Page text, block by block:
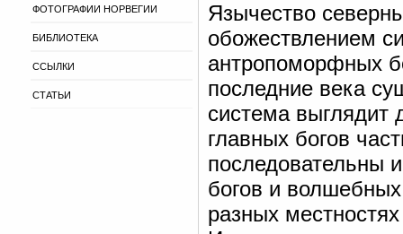
ФОТОГРАФИИ НОРВЕГИИ
БИБЛИОТЕКА
ССЫЛКИ
СТАТЬИ
Язычество
обожествлением
антропоморфных
последние века
система выглядит
главных богов
последовательны
богов и
разных